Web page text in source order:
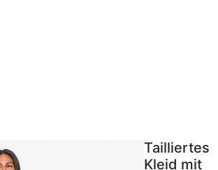
Tailliertes
Kleid mit